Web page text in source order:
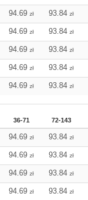
94.69zł 93.84zł
94.69zł 93.84zł
94.69zł 93.84zł
94.69zł 93.84zł
94.69zł 93.84zł
36-71 72-143
94.69zł 93.84zł
94.69zł 93.84zł
94.69zł 93.84zł
94.69zł 93.84zł